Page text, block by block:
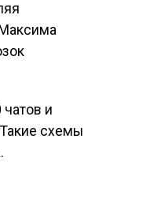
и
схемы